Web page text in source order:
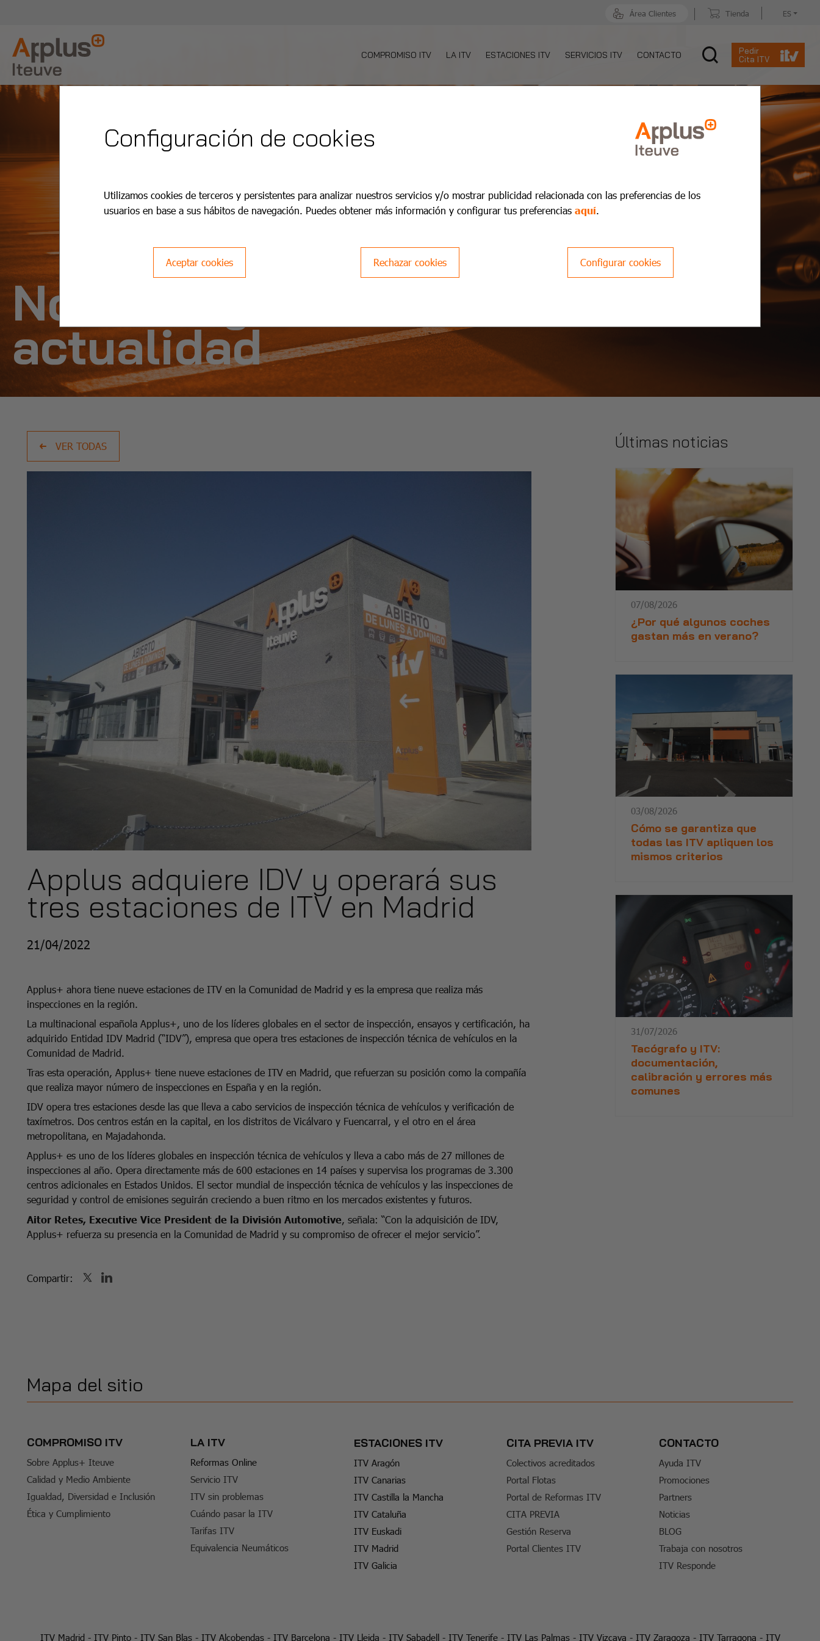
Área Clientes Tienda ES
COMPROMISO ITV LA ITV ESTACIONES ITV SERVICIOS ITV CONTACTO
Pedir
Cita ITV
Noticias y
actualidad
VER TODAS
Applus adquiere IDV y operará sus
tres estaciones de ITV en Madrid
21/04/2022
Applus+ ahora tiene nueve estaciones de ITV en la Comunidad de Madrid y es la empresa que realiza más
inspecciones en la región.
La multinacional española Applus+, uno de los líderes globales en el sector de inspección, ensayos y certificación, ha
adquirido Entidad IDV Madrid (“IDV”), empresa que opera tres estaciones de inspección técnica de vehículos en la
Comunidad de Madrid.
Tras esta operación, Applus+ tiene nueve estaciones de ITV en Madrid, que refuerzan su posición como la compañía
que realiza mayor número de inspecciones en España y en la región.
IDV opera tres estaciones desde las que lleva a cabo servicios de inspección técnica de vehículos y verificación de
taxímetros. Dos centros están en la capital, en los distritos de Vicálvaro y Fuencarral, y el otro en el área
metropolitana, en Majadahonda.
Applus+ es uno de los líderes globales en inspección técnica de vehículos y lleva a cabo más de 27 millones de
inspecciones al año. Opera directamente más de 600 estaciones en 14 países y supervisa los programas de 3.300
centros adicionales en Estados Unidos. El sector mundial de inspección técnica de vehículos y las inspecciones de
seguridad y control de emisiones seguirán creciendo a buen ritmo en los mercados existentes y futuros.
Aitor Retes, Executive Vice President de la División Automotive, señala: “Con la adquisición de IDV,
Applus+ refuerza su presencia en la Comunidad de Madrid y su compromiso de ofrecer el mejor servicio”.
Compartir:
Últimas noticias
07/08/2026
¿Por qué algunos coches
gastan más en verano?
03/08/2026
Cómo se garantiza que
todas las ITV apliquen los
mismos criterios
31/07/2026
Tacógrafo y ITV:
documentación,
calibración y errores más
comunes
Mapa del sitio
COMPROMISO ITV
Sobre Applus+ Iteuve
Calidad y Medio Ambiente
Igualdad, Diversidad e Inclusión
Ética y Cumplimiento
LA ITV
Reformas Online
Servicio ITV
ITV sin problemas
Cuándo pasar la ITV
Tarifas ITV
Equivalencia Neumáticos
ESTACIONES ITV
ITV Aragón
ITV Canarias
ITV Castilla la Mancha
ITV Cataluña
ITV Euskadi
ITV Madrid
ITV Galicia
CITA PREVIA ITV
Colectivos acreditados
Portal Flotas
Portal de Reformas ITV
CITA PREVIA
Gestión Reserva
Portal Clientes ITV
CONTACTO
Ayuda ITV
Promociones
Partners
Noticias
BLOG
Trabaja con nosotros
ITV Responde
ITV Madrid- ITV Pinto- ITV San Blas- ITV Alcobendas- ITV Barcelona - ITV Lleida - ITV Sabadell- ITV Tenerife- ITV Las Palmas- ITV Vizcaya - ITV Zaragoza - ITV Tarragona - ITV
Configuración de cookies
Utilizamos cookies de terceros y persistentes para analizar nuestros servicios y/o mostrar publicidad relacionada con las preferencias de los
usuarios en base a sus hábitos de navegación. Puedes obtener más información y configurar tus preferencias aquí.
Aceptar cookies Rechazar cookies Configurar cookies